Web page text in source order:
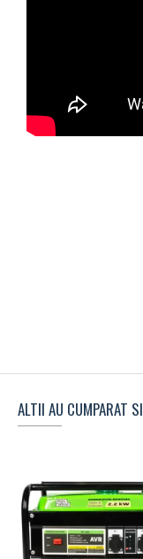
ALTII AU CUMPARAT SI